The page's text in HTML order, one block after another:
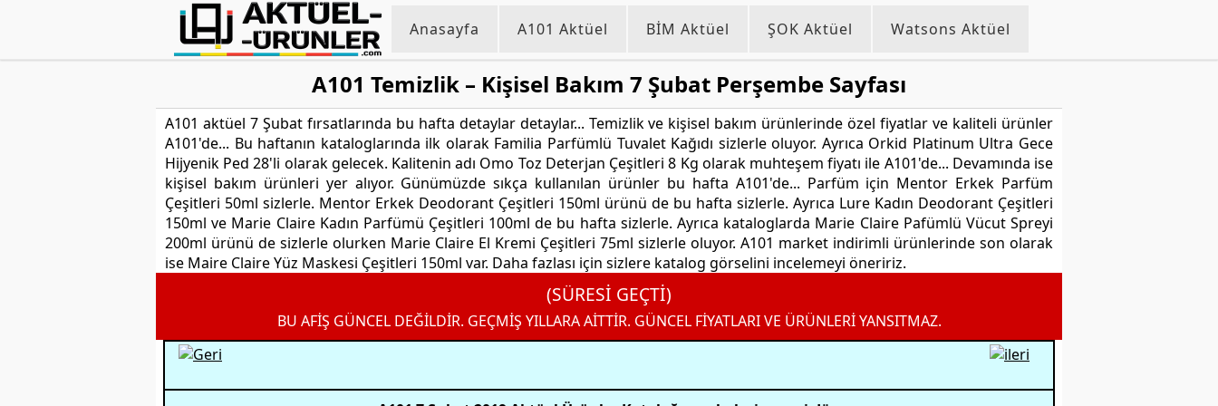
Anasayfa A101 Aktüel BİM Aktüel ŞOK Aktüel Watsons Aktüel
A101 Temizlik – Kişisel Bakım 7 Şubat Perşembe Sayfası
A101 aktüel 7 Şubat fırsatlarında bu hafta detaylar detaylar... Temizlik ve kişisel bakım ürünlerinde özel fiyatlar ve kaliteli ürünler
A101'de... Bu haftanın kataloglarında ilk olarak Familia Parfümlü Tuvalet Kağıdı sizlerle oluyor. Ayrıca Orkid Platinum Ultra Gece
Hijyenik Ped 28'li olarak gelecek. Kalitenin adı Omo Toz Deterjan Çeşitleri 8 Kg olarak muhteşem fiyatı ile A101'de... Devamında ise
kişisel bakım ürünleri yer alıyor. Günümüzde sıkça kullanılan ürünler bu hafta A101'de... Parfüm için Mentor Erkek Parfüm
Çeşitleri 50ml sizlerle. Mentor Erkek Deodorant Çeşitleri 150ml ürünü de bu hafta sizlerle. Ayrıca Lure Kadın Deodorant Çeşitleri
150ml ve Marie Claire Kadın Parfümü Çeşitleri 100ml de bu hafta sizlerle. Ayrıca kataloglarda Marie Claire Pafümlü Vücut Spreyi
200ml ürünü de sizlerle olurken Marie Claire El Kremi Çeşitleri 75ml sizlerle oluyor. A101 market indirimli ürünlerinde son olarak
ise Maire Claire Yüz Maskesi Çeşitleri 150ml var. Daha fazlası için sizlere katalog görselini incelemeyi öneririz.
(SÜRESİ GEÇTİ)
BU AFİŞ GÜNCEL DEĞİLDİR. GEÇMİŞ YILLARA AİTTİR. GÜNCEL FİYATLARI VE ÜRÜNLERİ YANSITMAZ.